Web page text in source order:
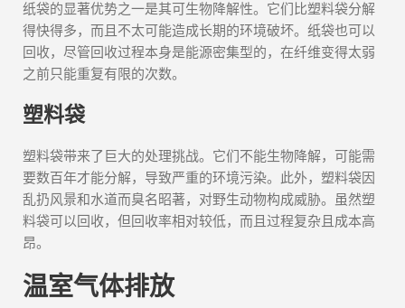
纸袋的显著优势之一是其可生物降解性。它们比塑料袋分解
得快得多，而且不太可能造成长期的环境破坏。纸袋也可以
回收，尽管回收过程本身是能源密集型的，在纤维变得太弱
之前只能重复有限的次数。
塑料袋
塑料袋带来了巨大的处理挑战。它们不能生物降解，可能需
要数百年才能分解，导致严重的环境污染。此外，塑料袋因
乱扔风景和水道而臭名昭著，对野生动物构成威胁。虽然塑
料袋可以回收，但回收率相对较低，而且过程复杂且成本高
昂。
温室气体排放